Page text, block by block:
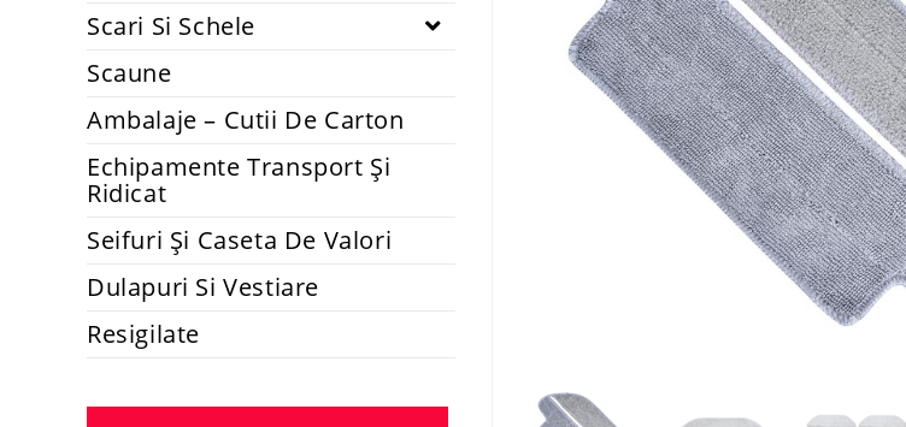
Scari Si Schele
Scaune
Ambalaje – Cutii De Carton
Echipamente Transport Și
Ridicat
Seifuri Și Caseta De Valori
Dulapuri Si Vestiare
Resigilate